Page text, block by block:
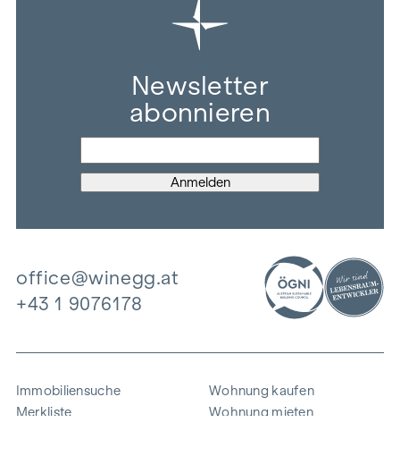
Newsletter
abonnieren
office@winegg.at
+43 1 9076178
Immobiliensuche
Merkliste
Wohnung kaufen
Wohnung mieten